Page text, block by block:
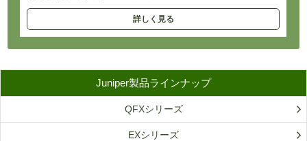
詳しく見る
Juniper製品ラインナップ
QFXシリーズ
EXシリーズ